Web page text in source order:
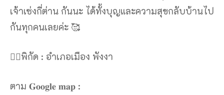
เจ้าเซ่งกี่ต่าน กันนะ ได้ทั้งบุญและความสุขกลับบ้านไป
กันทุกคนเลยค่ะ 🥰
👉🏻พิกัด : อำเภอเมือง พังงา
ตาม 𝐆𝐨𝐨𝐠𝐥𝐞 𝐦𝐚𝐩 :